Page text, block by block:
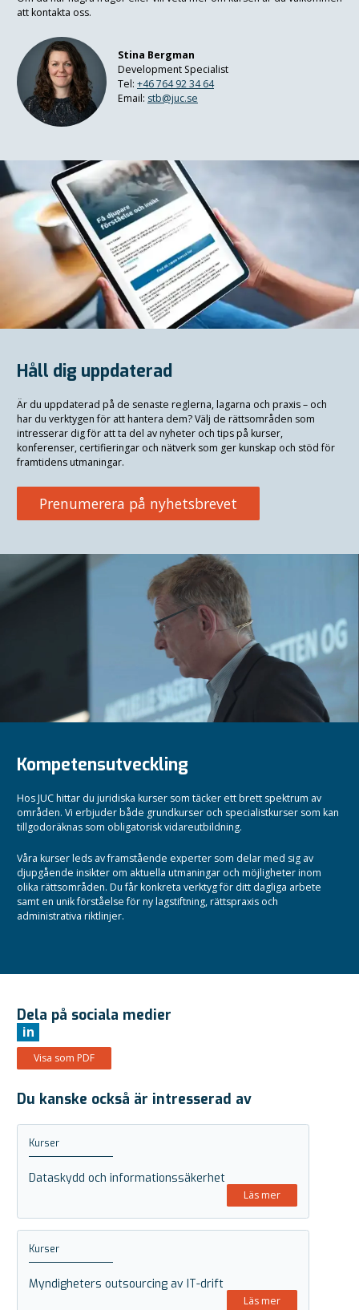
att kontakta oss.
Stina Bergman
Development Specialist
Tel: +46 764 92 34 64
Email: stb@juc.se
Håll dig uppdaterad
Är du uppdaterad på de senaste reglerna, lagarna och praxis– och
har du verktygen för att hantera dem? Välj de rättsområden som
intresserar dig för att ta del av nyheter och tips på kurser,
konferenser, certifieringar och nätverk som ger kunskap och stöd för
framtidens utmaningar.
Prenumerera på nyhetsbrevet
Kompetensutveckling
Hos JUC hittar du juridiska kurser som täcker ett brett spektrum av
områden. Vi erbjuder både grundkurser och specialistkurser som kan
tillgodoräknas som obligatorisk vidareutbildning.
Våra kurser leds av framstående experter som delar med sig av
djupgående insikter om aktuella utmaningar och möjligheter inom
olika rättsområden. Du får konkreta verktyg för ditt dagliga arbete
samt en unik förståelse för ny lagstiftning, rättspraxis och
administrativa riktlinjer.
Dela på sociala medier
in
Visa som PDF
Du kanske också är intresserad av
Kurser
Dataskydd och informationssäkerhet
Läs mer
Kurser
Myndigheters outsourcing av IT-drift
Läs mer